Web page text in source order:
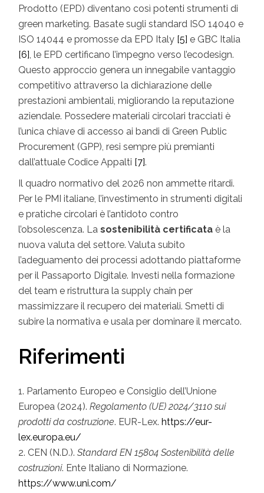
Prodotto (EPD) diventano così potenti strumenti di
green marketing. Basate sugli standard ISO 14040 e
ISO 14044 e promosse da EPD Italy [5] e GBC Italia
[6], le EPD certificano l’impegno verso l’ecodesign.
Questo approccio genera un innegabile vantaggio
competitivo attraverso la dichiarazione delle
prestazioni ambientali, migliorando la reputazione
aziendale. Possedere materiali circolari tracciati è
l’unica chiave di accesso ai bandi di Green Public
Procurement (GPP), resi sempre più premianti
dall’attuale Codice Appalti [7].
Il quadro normativo del 2026 non ammette ritardi.
Per le PMI italiane, l’investimento in strumenti digitali
e pratiche circolari è l’antidoto contro
l’obsolescenza. Lasostenibilità certificata è la
nuova valuta del settore. Valuta subito
l’adeguamento dei processi adottando piattaforme
per il Passaporto Digitale. Investi nella formazione
del team e ristruttura la supply chain per
massimizzare il recupero dei materiali. Smetti di
subire la normativa e usala per dominare il mercato.
Riferimenti
Parlamento Europeo e Consiglio dell’Unione
Europea (2024).Regolamento (UE) 2024/3110 sui
prodotti da costruzione. EUR-Lex.https://eur-
lex.europa.eu/
CEN (N.D.).Standard EN 15804 Sostenibilità delle
costruzioni. Ente Italiano di Normazione.
https://www.uni.com/